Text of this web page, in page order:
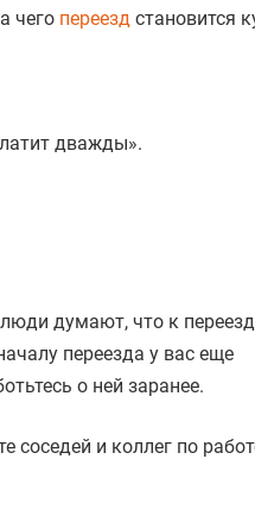
чего переезд становится
дважды».
думают, что к
переезда у вас еще
о ней заранее.
соседей и коллег по